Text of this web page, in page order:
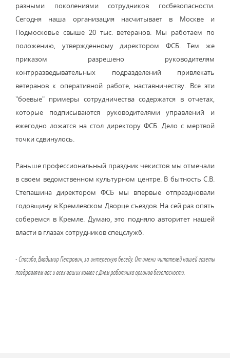
разными поколениями сотрудников госбезопасности.
Сегодня наша организация насчитывает в Москве и
Подмосковье свыше 20 тыс. ветеранов. Мы работаем по
положению, утвержденному директором ФСБ. Тем же
приказом разрешено руководителям
контрразведывательных подразделений привлекать
ветеранов к оперативной работе, наставничеству. Все эти
"боевые" примеры сотрудничества содержатся в отчетах,
которые подписываются руководителями управлений и
ежегодно ложатся на стол директору ФСБ. Дело с мертвой
точки сдвинулось.
Раньше профессиональный праздник чекистов мы отмечали
в своем ведомственном культурном центре. В бытность С.В.
Степашина директором ФСБ мы впервые отпраздновали
годовщину в Кремлевском Дворце съездов. На сей раз опять
соберемся в Кремле. Думаю, это подняло авторитет нашей
власти в глазах сотрудников спецслужб.
- Спасибо, Владимир Петрович, за интересную беседу. От имени читателей нашей газеты
поздравляем вас и всех ваших коллег с Днем работника органов безопасности.